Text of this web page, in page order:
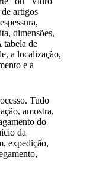
artigos
dimensões,
tabela de
a localização,
e a
Tudo
amostra,
do
da
expedição,